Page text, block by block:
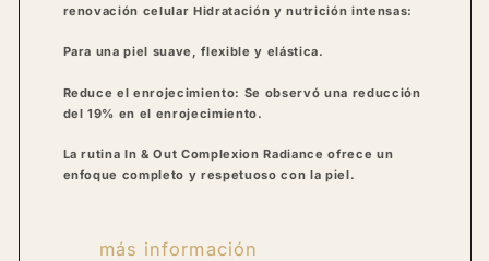
renovación celularHidratación y nutrición intensas:
Para una piel suave, flexible y elástica.
Reduce el enrojecimiento: Se observó una reducción
del 19% en el enrojecimiento.
La rutina In & Out Complexion Radiance ofrece un
enfoque completo y respetuoso con la piel.
más información